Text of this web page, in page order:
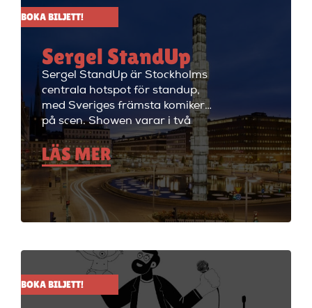
BOKA BILJETT!
Sergel StandUp
Sergel StandUp är Stockholms
centrala hotspot för standup,
med Sveriges främsta komiker
på scen. Showen varar i två
timmar med en paus, och
efteråt fortsätter kvällen med
cocktails i restaurangdelen.
Perfekt för en dejt eller en kväll
med vänner! Sergel StandUp är
både den perfekta förfesten och
ladda batterierna. Showen
håller på i ungefär två timmar
med en paus i mitten på 15
minuter. Efter showen kan
LÄS MER
BOKA BILJETT!